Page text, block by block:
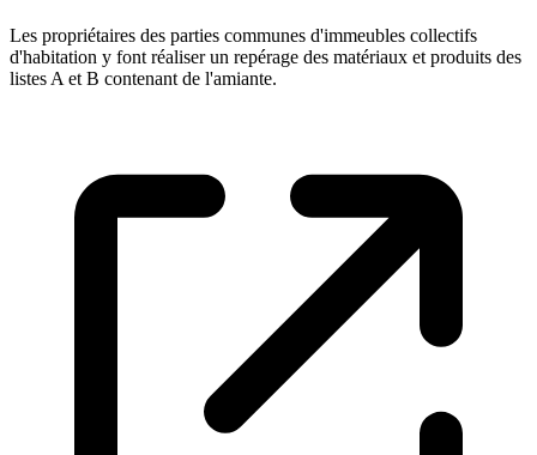
Les propriétaires des parties communes d'immeubles collectifs
d'habitation y font réaliser un repérage des matériaux et produits des
listes A et B contenant de l'amiante.